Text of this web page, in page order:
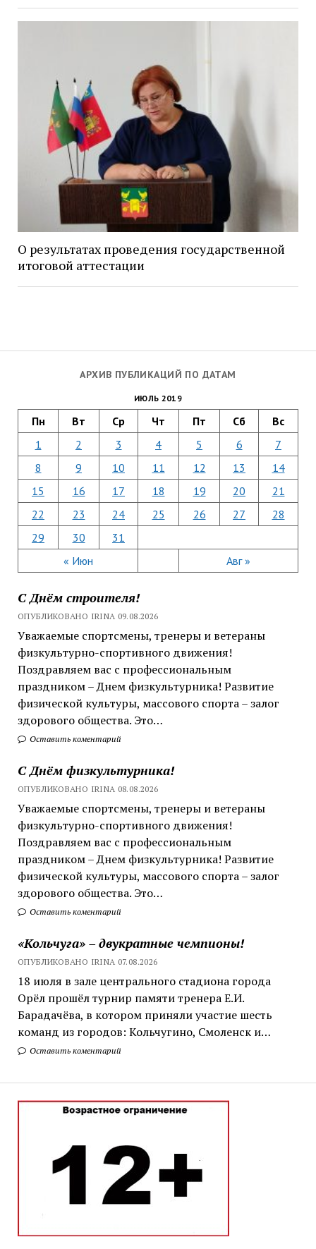
АРХИВ ПУБЛИКАЦИЙ ПО ДАТАМ
ИЮЛЬ 2019
Пн Вт Ср Чт Пт Сб Вс
« Июн Авг »
1 2 3 4 5 6
7
8
9 10 11 12 13
14
15
16 17 18 19 20
21
22
23 24 25 26 27
28
29
30 31
С Днём строителя!
ОПУБЛИКОВАНО IRINA 09.08.2026
Уважаемые спортсмены, тренеры и ветераны
физкультурно-спортивного движения!
Поздравляем вас с профессиональным
праздником – Днем физкультурника! Развитие
физической культуры, массового спорта – залог
здорового общества. Это…
Оставить коментарий
С Днём физкультурника!
ОПУБЛИКОВАНО IRINA 08.08.2026
Уважаемые спортсмены, тренеры и ветераны
физкультурно-спортивного движения!
Поздравляем вас с профессиональным
праздником – Днем физкультурника! Развитие
физической культуры, массового спорта – залог
здорового общества. Это…
Оставить коментарий
«Кольчуга» – двукратные чемпионы!
ОПУБЛИКОВАНО IRINA 07.08.2026
18 июля в зале центрального стадиона города
Орёл прошёл турнир памяти тренера Е.И.
Барадачёва, в котором приняли участие шесть
команд из городов: Кольчугино, Смоленск и…
Оставить коментарий
О результатах проведения государственной
итоговой аттестации